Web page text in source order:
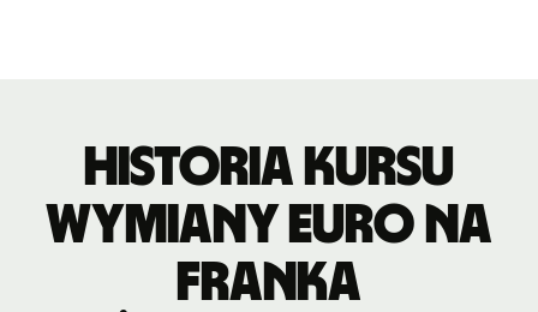
Historia kursu
wymiany euro na
franka